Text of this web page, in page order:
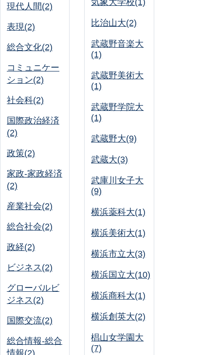
現代人間(2)
表現(2)
総合文化(2)
コミュニケー
ション(2)
社会科(2)
国際政治経済
(2)
政策(2)
家政-家政経済
(2)
産業社会(2)
総合社会(2)
政経(2)
ビジネス(2)
グローバルビ
ジネス(2)
国際交流(2)
総合情報-総合
情報(2)
気象大学校(1)
比治山大(2)
武蔵野音楽大
(1)
武蔵野美術大
(1)
武蔵野学院大
(1)
武蔵野大(9)
武蔵大(3)
武庫川女子大
(9)
横浜薬科大(1)
横浜美術大(1)
横浜市立大(3)
横浜国立大(10)
横浜商科大(1)
横浜創英大(2)
椙山女学園大
(7)